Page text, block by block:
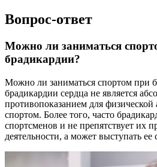
Вопрос-ответ
Можно ли заниматься
брадикардии?
Можно ли заниматься спортом при
брадикардии сердца не является
противопоказанием для физической
спортом. Более того, часто
спортсменов и не препятствует их
деятельности, а может выступать ее